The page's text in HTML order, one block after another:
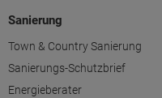
Sanierung
Town & Country Sanierung
Sanierungs-Schutzbrief
Energieberater